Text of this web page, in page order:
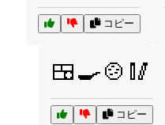
コピー
🍱🍳🍲🥢
コピー